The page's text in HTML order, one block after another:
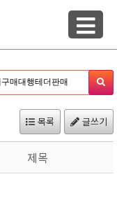
목록 글쓰기
제목